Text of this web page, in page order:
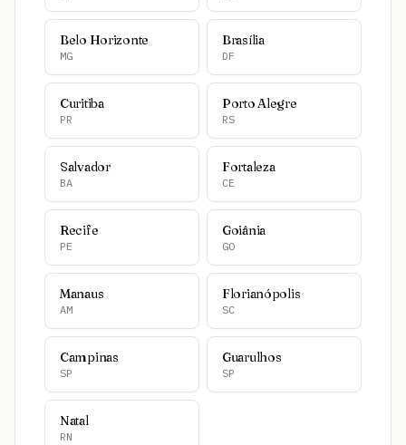
Belo Horizonte
MG
Brasília
DF
Curitiba
PR
Porto Alegre
RS
Salvador
BA
Fortaleza
CE
Recife
PE
Goiânia
GO
Manaus
AM
Florianópolis
SC
Campinas
SP
Guarulhos
SP
Natal
RN